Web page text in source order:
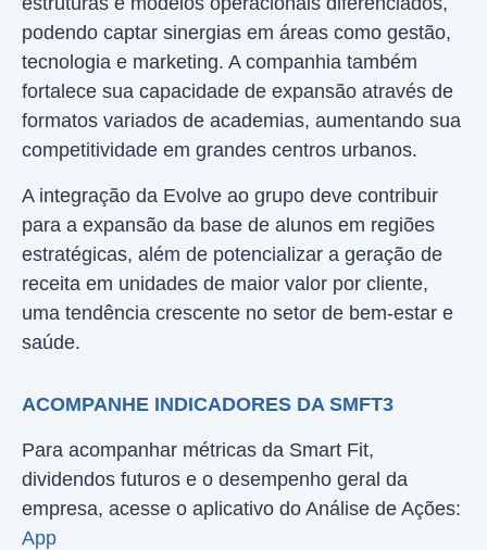
podendo captar sinergias em áreas como gestão,
tecnologia e marketing. A companhia também
fortalece sua capacidade de expansão através de
formatos variados de academias, aumentando sua
competitividade em grandes centros urbanos.
A integração da Evolve ao grupo deve contribuir
para a expansão da base de alunos em regiões
estratégicas, além de potencializar a geração de
receita em unidades de maior valor por cliente,
uma tendência crescente no setor de bem-estar e
saúde.
ACOMPANHE INDICADORES DA SMFT3
Para acompanhar métricas da Smart Fit,
dividendos futuros e o desempenho geral da
empresa, acesse o aplicativo do Análise de Ações:
App